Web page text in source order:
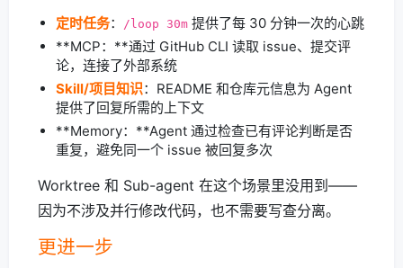
定时任务： /loop 30m 提供了每 30 分钟一次的心跳
**MCP：**通过 GitHub CLI 读取 issue、提交评
论，连接了外部系统
Skill/项目知识：README 和仓库元信息为 Agent
提供了回复所需的上下文
**Memory：**Agent 通过检查已有评论判断是否
重复，避免同一个 issue 被回复多次
Worktree 和 Sub-agent 在这个场景里没用到——
因为不涉及并行修改代码，也不需要写查分离。
更进一步